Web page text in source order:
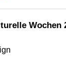
Wochen